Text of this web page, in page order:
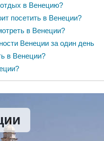
в Венецию?
посетить в Венеции?
в Венеции?
Венеции за один день
в Венеции?